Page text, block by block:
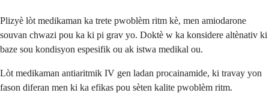
Plizyè lòt medikaman ka trete pwoblèm ritm kè, men amiodarone
souvan chwazi pou ka ki pi grav yo. Doktè w ka konsidere altènativ ki
baze sou kondisyon espesifik ou ak istwa medikal ou.
Lòt medikaman antiaritmik IV gen ladan procainamide, ki travay yon
fason diferan men ki ka efikas pou sèten kalite pwoblèm ritm.